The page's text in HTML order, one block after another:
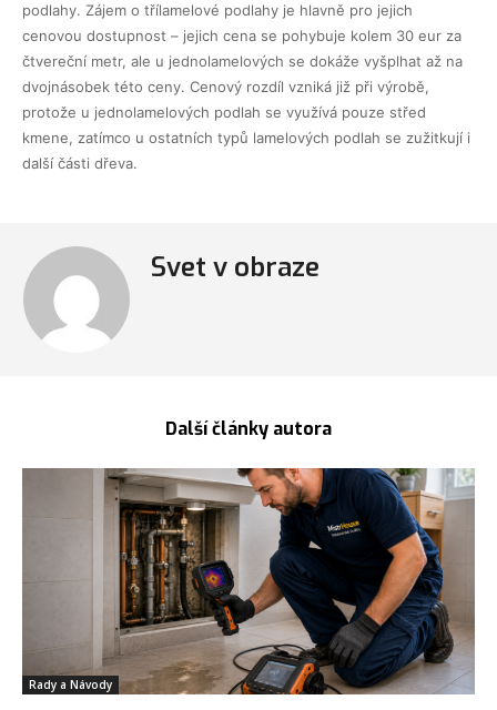
podlahy. Zájem o třílamelové podlahy je hlavně pro jejich
cenovou dostupnost – jejich cena se pohybuje kolem 30 eur za
čtvereční metr, ale u jednolamelových se dokáže vyšplhat až na
dvojnásobek této ceny. Cenový rozdíl vzniká již při výrobě,
protože u jednolamelových podlah se využívá pouze střed
kmene, zatímco u ostatních typů lamelových podlah se zužitkují i ​​
další části dřeva.
Svet v obraze
Další články autora
Rady a Návody